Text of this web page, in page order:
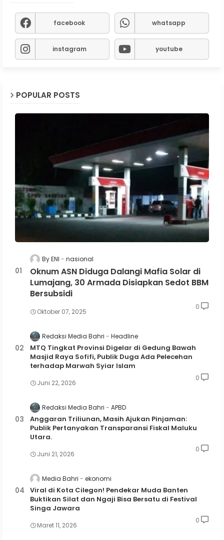
facebook whatsapp
instagram youtube
POPULAR POSTS
By ENI nasional
Oknum ASN Diduga Dalangi Mafia Solar di
Lumajang, 30 Armada Disiapkan Sedot BBM
Bersubsidi
Oktober 07, 2025
0
Redaksi Media Bahri Headline
MTQ Tingkat Provinsi Digelar di Gedung Bawah
Masjid Raya Sofifi, Publik Duga Ada Pelecehan
terhadap Marwah Syiar Islam
Juni 22, 2026
0
Redaksi Media Bahri APBD
Anggaran Triliunan, Masih Ajukan Pinjaman:
Publik Pertanyakan Transparansi Fiskal Maluku
Utara.
Juni 21, 2026
0
Media Bahri ekonomi
Viral di Kota Cilegon! Pendekar Muda Banten
Buktikan Silat dan Ngaji Bisa Bersatu di Festival
Singa Jawara
Maret 11, 2026
0